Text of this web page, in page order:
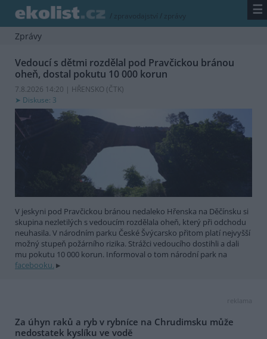
/ zpravodajství / zprávy ☰
Zprávy
Vedoucí s dětmi rozdělal pod Pravčickou bránou
oheň, dostal pokutu 10 000 korun
7.8.2026 14:20 | HŘENSKO (ČTK)
Diskuse: 3
V jeskyni pod Pravčickou bránou nedaleko Hřenska na Děčínsku si
skupina nezletilých s vedoucím rozdělala oheň, který při odchodu
neuhasila. V národním parku České Švýcarsko přitom platí nejvyšší
možný stupeň požárního rizika. Strážci vedoucího dostihli a dali
mu pokutu 10 000 korun. Informoval o tom národní park na
facebooku.
reklama
Za úhyn raků a ryb v rybníce na Chrudimsku může
nedostatek kyslíku ve vodě